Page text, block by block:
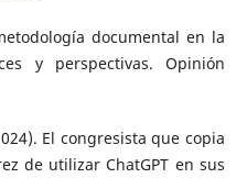
documental en la
y perspectivas. Opinión
El congresista que copia
de utilizar ChatGPT en sus